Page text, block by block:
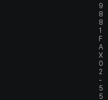
9
8
8
1
F
A
X
0
2
-
5
5